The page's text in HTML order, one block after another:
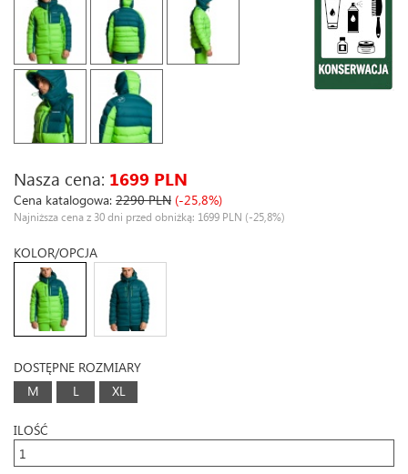
Nasza cena: 1699 PLN
Cena katalogowa: 2290 PLN (-25,8%)
Najniższa cena z 30 dni przed obniżką: 1699 PLN (-25,8%)
KOLOR/OPCJA
DOSTĘPNE ROZMIARY
M
L XL
ILOŚĆ